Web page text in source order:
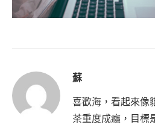
蘇
喜歡海，看起來像
茶重度成癮，目標